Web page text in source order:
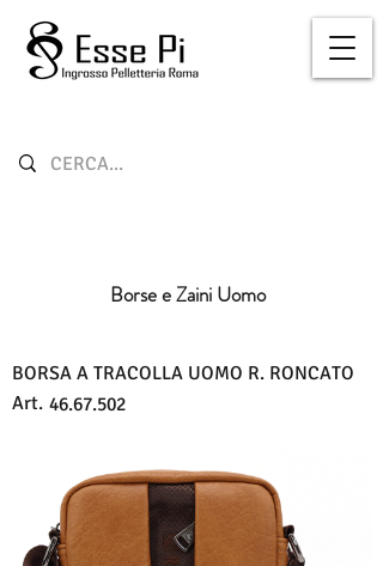
Borse e Zaini Uomo
BORSA A TRACOLLA UOMO R. RONCATO
Art. 46.67.502